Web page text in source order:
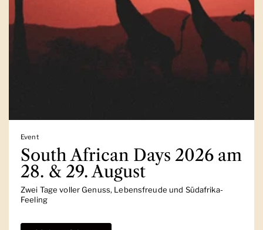
Event
South African Days 2026 am
28. & 29. August
Zwei Tage voller Genuss, Lebensfreude und Südafrika-
Feeling